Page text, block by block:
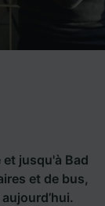
jusqu'à Bad
et de bus,